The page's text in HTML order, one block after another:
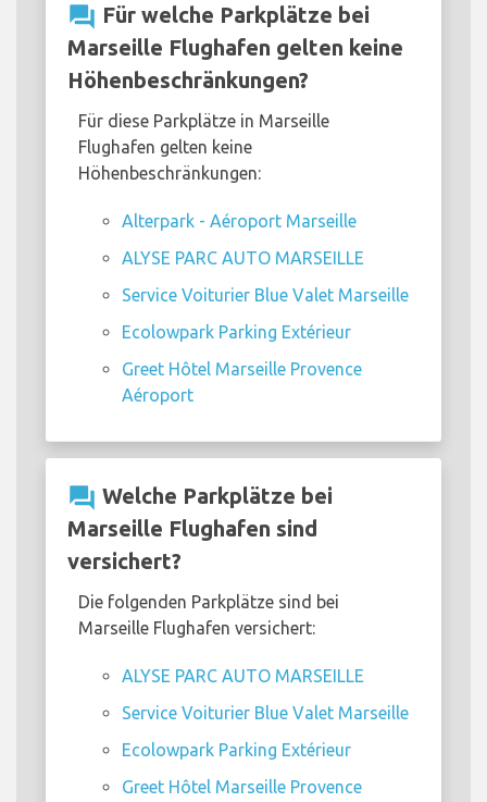
question_answer Für welche Parkplätze bei
Marseille Flughafen gelten keine
Höhenbeschränkungen?
Für diese Parkplätze in Marseille
Flughafen gelten keine
Höhenbeschränkungen:
Alterpark - Aéroport Marseille
ALYSE PARC AUTO MARSEILLE
Service Voiturier Blue Valet Marseille
Ecolowpark Parking Extérieur
Greet Hôtel Marseille Provence
Aéroport
question_answer Welche Parkplätze bei
Marseille Flughafen sind
versichert?
Die folgenden Parkplätze sind bei
Marseille Flughafen versichert:
ALYSE PARC AUTO MARSEILLE
Service Voiturier Blue Valet Marseille
Ecolowpark Parking Extérieur
Greet Hôtel Marseille Provence